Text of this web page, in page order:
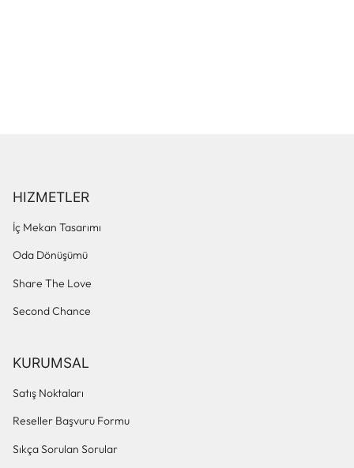
HIZMETLER
İç Mekan Tasarımı
Oda Dönüşümü
Share The Love
Second Chance
KURUMSAL
Satış Noktaları
Reseller Başvuru Formu
Sıkça Sorulan Sorular